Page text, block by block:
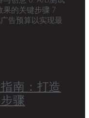
的关键步骤 7.
告预算以实现最
南：打造
骤